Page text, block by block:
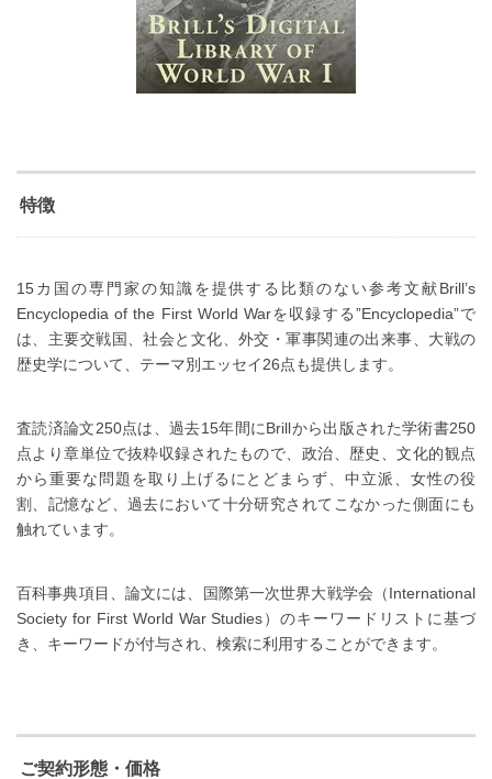
特徴
15カ国の専門家の知識を提供する比類のない参考文献Brill’s
Encyclopedia of the First World Warを収録する”Encyclopedia”で
は、主要交戦国、社会と文化、外交・軍事関連の出来事、大戦の
歴史学について、テーマ別エッセイ26点も提供します。
査読済論文250点は、過去15年間にBrillから出版された学術書250
点より章単位で抜粋収録されたもので、政治、歴史、文化的観点
から重要な問題を取り上げるにとどまらず、中立派、女性の役
割、記憶など、過去において十分研究されてこなかった側面にも
触れています。
百科事典項目、論文には、国際第一次世界大戦学会（International
Society for First World War Studies）のキーワードリストに基づ
き、キーワードが付与され、検索に利用することができます。
ご契約形態・価格